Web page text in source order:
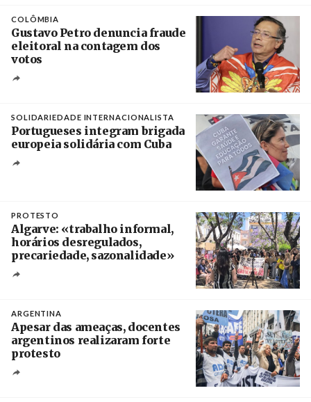
COLÔMBIA
Gustavo Petro denuncia fraude
eleitoral na contagem dos
votos
SOLIDARIEDADE INTERNACIONALISTA
Portugueses integram brigada
europeia solidária com Cuba
PROTESTO
Algarve: «trabalho informal,
horários desregulados,
precariedade, sazonalidade»
ARGENTINA
Apesar das ameaças, docentes
argentinos realizaram forte
protesto